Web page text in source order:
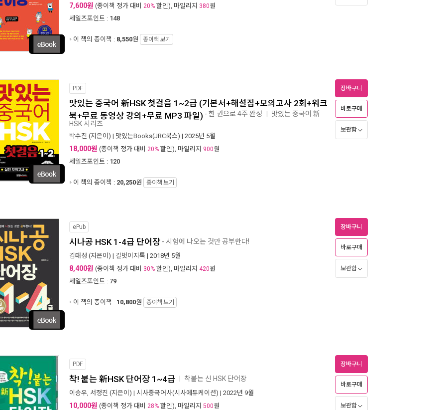
7,600원 (종이책 정가 대비 20% 할인), 마일리지 380원
세일즈포인트 : 148
이 책의 종이책 : 8,550원 종이책 보기
PDF
맛있는 중국어 新HSK 첫걸음 1~2급 (기본서+해설집+모의고사 2회+워크
북+무료 동영상 강의+무료 MP3 파일) - 한 권으로 4주 완성 맛있는 중국어 新
HSK 시리즈
박수진 (지은이) | 맛있는Books(JRC북스) | 2025년 5월
18,000원 (종이책 정가 대비 20% 할인), 마일리지 900원
세일즈포인트 : 120
이 책의 종이책 : 20,250원 종이책 보기
장바구니
바로구매
보관함
ePub
시나공 HSK 1-4급 단어장 - 시험에 나오는 것만 공부한다!
김태성 (지은이) | 길벗이지톡 | 2018년 5월
8,400원 (종이책 정가 대비 30% 할인), 마일리지 420원
세일즈포인트 : 79
이 책의 종이책 : 10,800원 종이책 보기
장바구니
바로구매
보관함
PDF
착! 붙는 新HSK 단어장 1~4급 착붙는 신 HSK 단어장
이승우, 서정진 (지은이) | 시사중국어사(시사에듀케이션) | 2022년 9월
10,000원 (종이책 정가 대비 28% 할인), 마일리지 500원
장바구니
바로구매
보관함